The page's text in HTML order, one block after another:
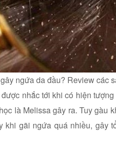
ngứa da đầu? Review các
nhắc tới khi có hiện
là Melissa gây ra. Tuy gàu
khi gãi ngứa quá nhiều, gây